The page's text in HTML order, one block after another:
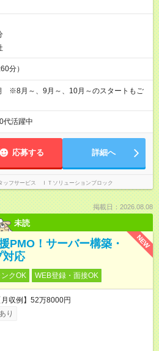
分）
※8月～、9月～、10月～のスタートもご
代活躍中
応募する 詳細へ
ッフサービス ＩＴソリューションブロック
掲載日：2026.08.08
未読
NEW
PMO！サーバー構築・
対応
ンクOK WEB登録・面接OK
収例】52万8000円
り